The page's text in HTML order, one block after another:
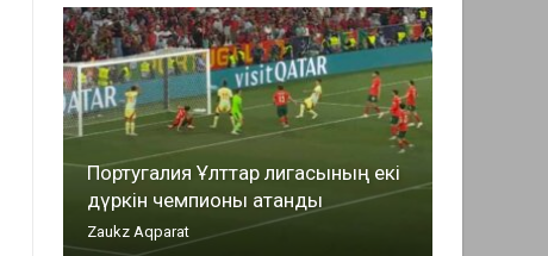
Португалия Ұлттар лигасының екі
дүркін чемпионы атанды
Zaukz Aqparat